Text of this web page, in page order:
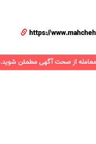
https://
از صحت آگهی مطمئن شوید.